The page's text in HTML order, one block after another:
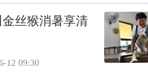
丝猴消暑享清
12 09:30